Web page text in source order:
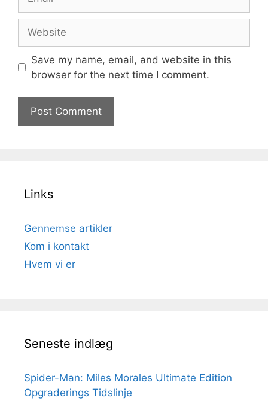
Save my name, email, and website in this
browser for the next time I comment.
Links
Gennemse artikler
Kom i kontakt
Hvem vi er
Seneste indlæg
Spider-Man: Miles Morales Ultimate Edition
Opgraderings Tidslinje